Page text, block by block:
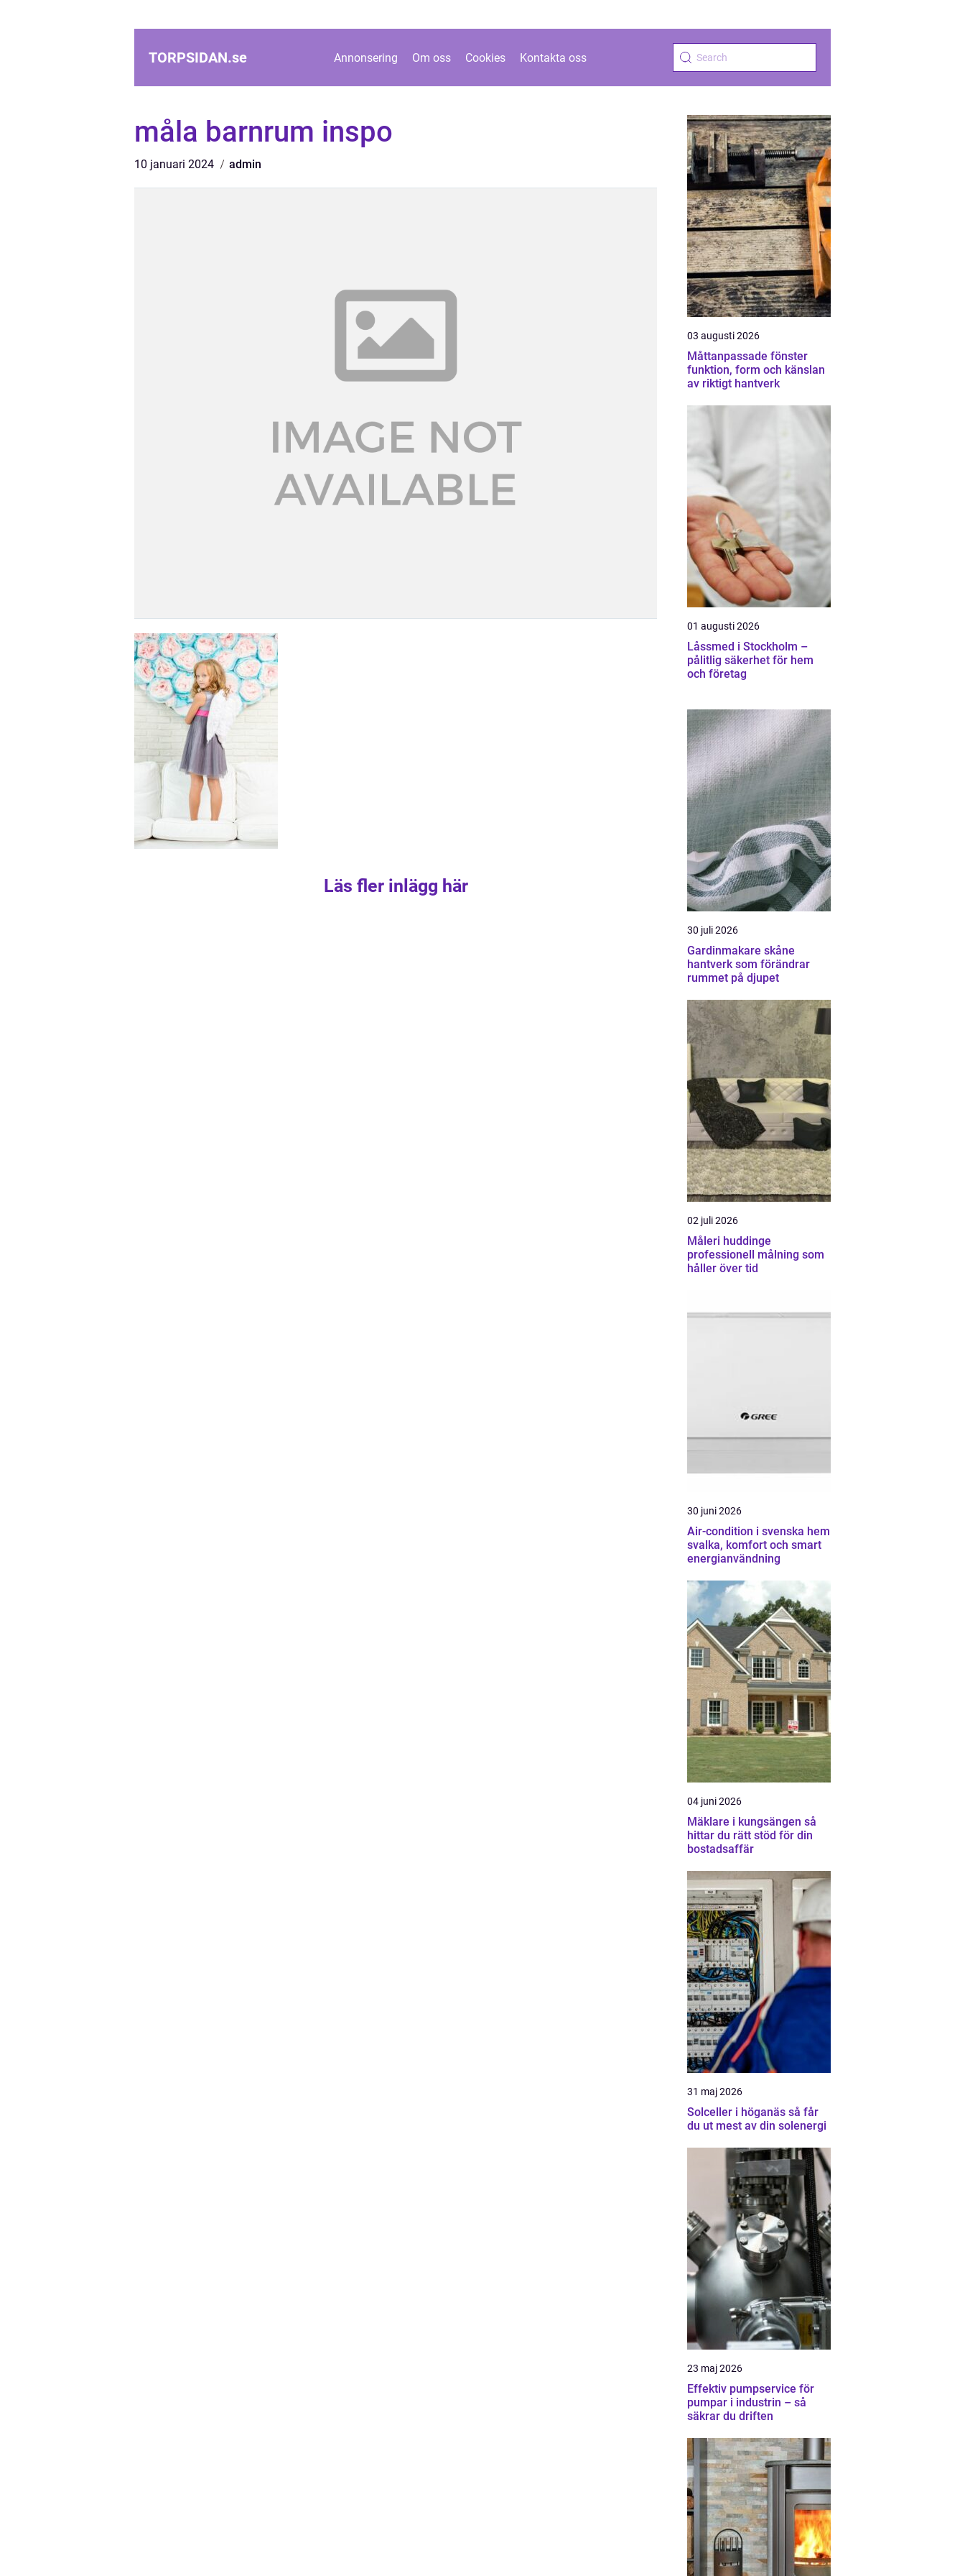
TORPSIDAN.se Annonsering Om oss Cookies Kontakta oss
måla barnrum inspo
10 januari 2024 admin
Läs fler inlägg här
03 augusti 2026
Måttanpassade fönster
funktion, form och känslan
av riktigt hantverk
01 augusti 2026
Låssmed i Stockholm –
pålitlig säkerhet för hem
och företag
30 juli 2026
Gardinmakare skåne
hantverk som förändrar
rummet på djupet
02 juli 2026
Måleri huddinge
professionell målning som
håller över tid
30 juni 2026
Air-condition i svenska hem
svalka, komfort och smart
energianvändning
04 juni 2026
Mäklare i kungsängen så
hittar du rätt stöd för din
bostadsaffär
31 maj 2026
Solceller i höganäs så får
du ut mest av din solenergi
23 maj 2026
Effektiv pumpservice för
pumpar i industrin – så
säkrar du driften